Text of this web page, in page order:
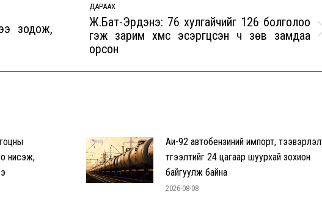
зодож,
ДАРААХ
Next
post:
Ж.Бат-Эрдэнэ: 76 хулгайчийг 126 болголоо
гэж зарим хүмүүс эсэргүүцсэн ч зөв замдаа
орсон
нисэж,
Аи-92 автобензиний импорт,
түгээлтийг 24 цагаар шуурхай зохион
байгуулж байна
2026-08-08